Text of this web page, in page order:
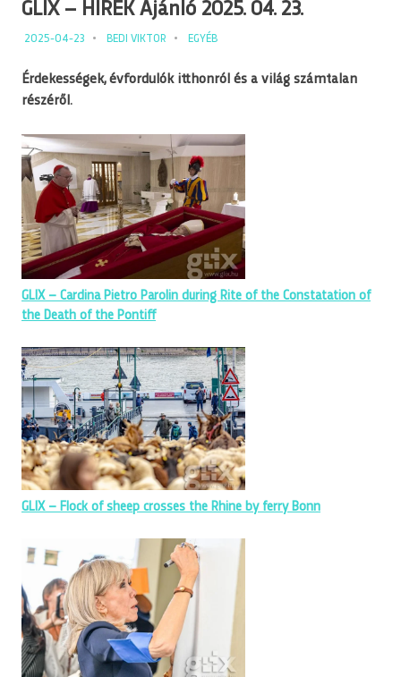
GLIX – HÍREK Ajánló 2025. 04. 23.
2025-04-23 BEDI VIKTOR EGYÉB
Érdekességek, évfordulók itthonról és a világ számtalan
részéről.
GLIX – Cardina Pietro Parolin during Rite of the Constatation of
the Death of the Pontiff
GLIX – Flock of sheep crosses the Rhine by ferry Bonn